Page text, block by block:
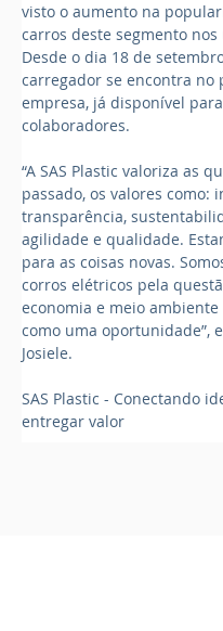
visto o aumento na
carros deste segmento
Desde o dia 18 de
carregador se encontra no
empresa, já disponível
colaboradores.
“A SAS Plastic valoriza as
passado, os valores como:
transparência,
agilidade e qualidade.
para as coisas novas.
corros elétricos pela
economia e meio
como uma oportunidade”,
Josiele.
SAS Plastic - Conectando
entregar valor